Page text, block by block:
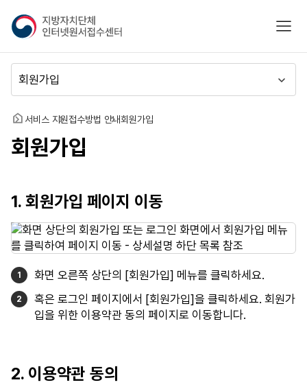
지
방
자
치
단
체
인
넷
수
센
터
모바
뉴
동
홈 서비스 지원접수방법 안내회원가입
회원가입
1. 회원가입 페이지 이동
화면 오른쪽 상단의 [회원가입] 메뉴를 클릭하세요.
혹은 로그인 페이지에서 [회원가입]을 클릭하세요. 회원가
입을 위한 이용약관 동의 페이지로 이동합니다.
2. 이용약관 동의